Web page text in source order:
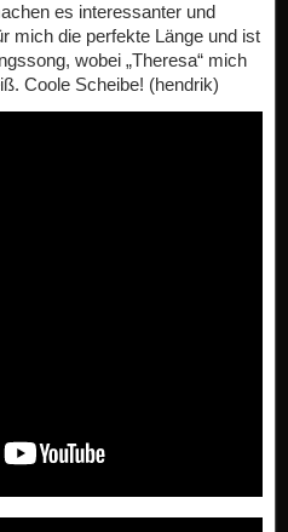
es interessanter und
mich die perfekte Länge und ist
wobei „Theresa“ mich
Coole Scheibe! (hendrik)